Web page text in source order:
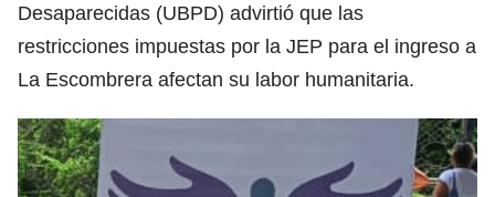
Desaparecidas (UBPD) advirtió que las
restricciones impuestas por la JEP para el ingreso a
La Escombrera afectan su labor humanitaria.